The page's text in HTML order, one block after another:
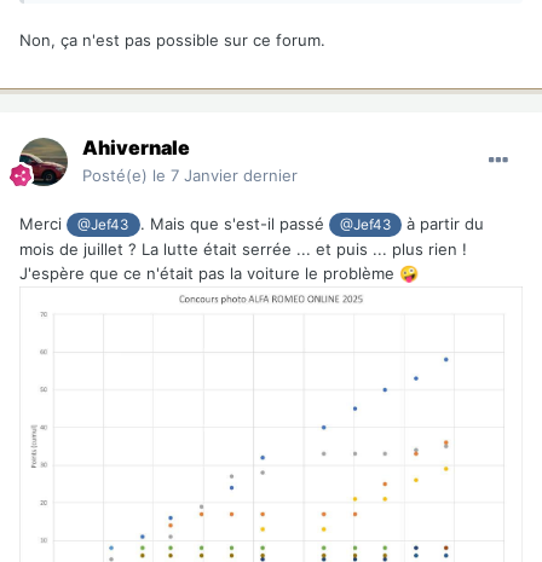
Non, ça n'est pas possible sur ce forum.
Ahivernale
Posté(e) le 7 Janvier dernier
Merci @Jef43 . Mais que s'est-il passé @Jef43
à partir du
mois de juillet ? La lutte était serrée ... et puis ... plus rien !
J'espère que ce n'était pas la voiture le problème 🤪